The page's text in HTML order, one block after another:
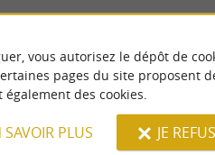
vous autorisez le dépôt de
pages du site proposent
des cookies.
SAVOIR PLUS JE